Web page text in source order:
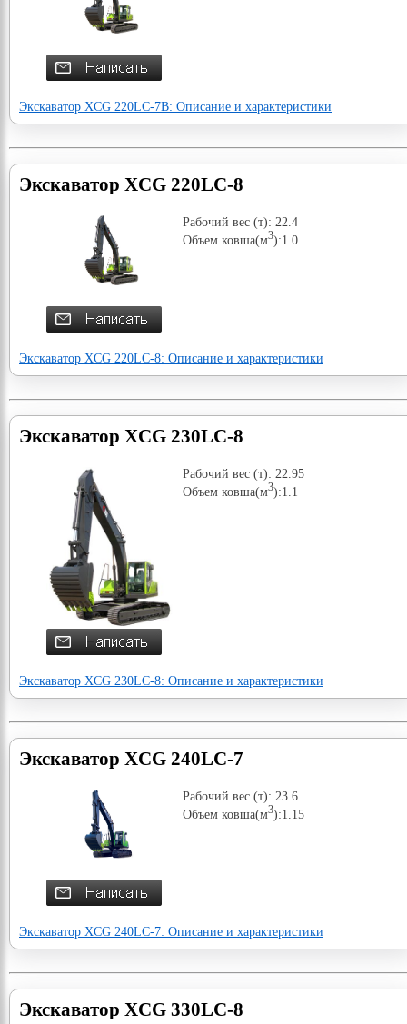
Экскаватор XCG 220LC-7B: Описание и характеристики
Экскаватор XCG 220LC-8
Рабочий вес (т): 22.4
Объем ковша(м3):1.0
Экскаватор XCG 220LC-8: Описание и характеристики
Экскаватор XCG 230LC-8
Рабочий вес (т): 22.95
Объем ковша(м3):1.1
Экскаватор XCG 230LC-8: Описание и характеристики
Экскаватор XCG 240LC-7
Рабочий вес (т): 23.6
Объем ковша(м3):1.15
Экскаватор XCG 240LC-7: Описание и характеристики
Экскаватор XCG 330LC-8